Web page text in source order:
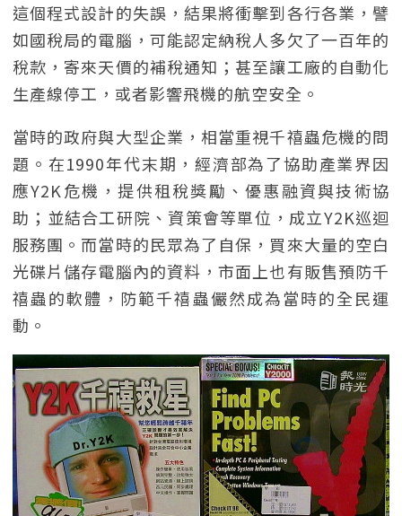
這個程式設計的失誤，結果將衝擊到各行各業，譬
如國稅局的電腦，可能認定納稅人多欠了一百年的
稅款，寄來天價的補稅通知；甚至讓工廠的自動化
生產線停工，或者影響飛機的航空安全。
當時的政府與大型企業，相當重視千禧蟲危機的問
題。在1990年代末期，經濟部為了協助產業界因
應Y2K危機，提供租稅獎勵、優惠融資與技術協
助；並結合工研院、資策會等單位，成立Y2K巡迴
服務團。而當時的民眾為了自保，買來大量的空白
光碟片儲存電腦內的資料，市面上也有販售預防千
禧蟲的軟體，防範千禧蟲儼然成為當時的全民運
動。